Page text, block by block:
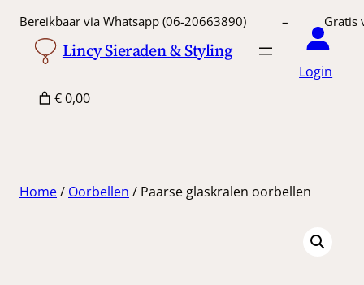
GaBereikbaar via Whatsapp (06-20663890) –
Lincy Sieraden & Styling
Login
€ 0,00
Home/ Oorbellen / Paarse glaskralen oorbellen